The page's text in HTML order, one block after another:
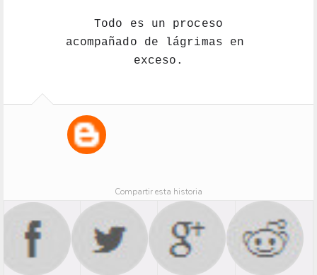
Todo es un proceso
acompañado de lágrimas en
exceso.
Compartir esta historia